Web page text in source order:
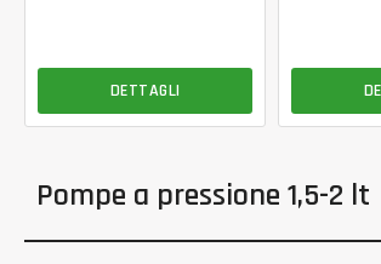
DETTAGLI
Pompe a pressione 1,5-2 lt